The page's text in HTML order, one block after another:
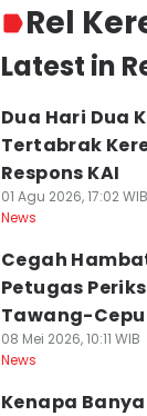
Rel
Latest in
Dua Hari Dua
Tertabrak
Respons KAI
01 Agu 2026, 17:02 WIB
News
Cegah
Petugas
Tawang-Cepu
08 Mei 2026, 10:11 WIB
News
Kenapa